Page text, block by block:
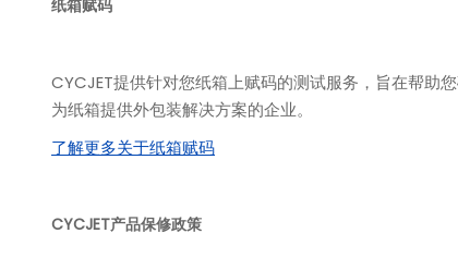
纸箱赋码
CYCJET提供针对您纸箱上赋码的测试服务，旨在帮助
为纸箱提供外包装解决方案的企业。
了解更多关于纸箱赋码
CYCJET产品保修政策